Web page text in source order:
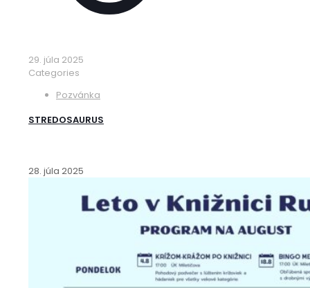
29. júla 2025
Categories
Pozvánka
STREDOSAURUS
28. júla 2025